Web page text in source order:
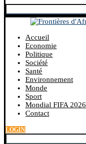
Accueil
Economie
Politique
Société
Santé
Environnement
Monde
Sport
Mondial FIFA 2026
Contact
LOGIN